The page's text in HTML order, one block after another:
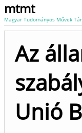
mtmt
Magyar Tudományos Művek
Az
Unió